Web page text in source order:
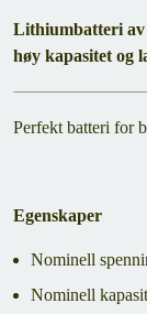
Lithiumbatteri
høy kapasitet og
Perfekt batteri for
Egenskaper
Nominell
Nominell